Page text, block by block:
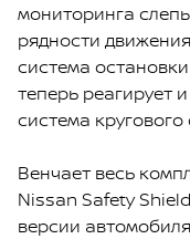
мониторинга
рядности
система
теперь реагирует
система кругового
Венчает весь
Nissan Safety
версии